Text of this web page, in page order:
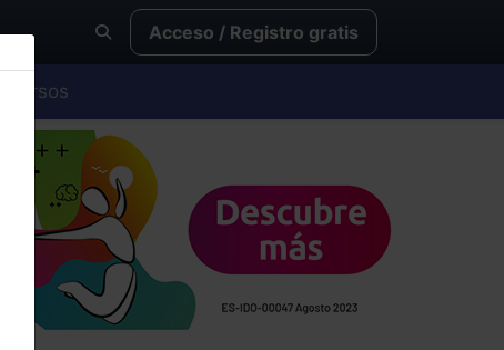
Acceso / Registro gratis
Cursos